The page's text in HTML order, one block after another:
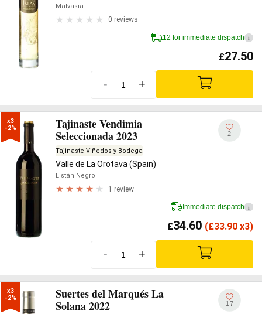
Malvasia
0 reviews
12 for immediate dispatch i
£27.50
- +
x3
-2%
Tajinaste Vendimia
Seleccionada 2023
Tajinaste Viñedos y Bodega
Valle de La Orotava (Spain)
Listán Negro
1 review
2
Immediate dispatch i
£34.60 (£33.90 x3)
- +
x3
-2%
Suertes del Marqués La
Solana 2022
17